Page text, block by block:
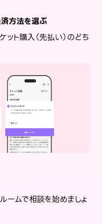
済方法を選ぶ
ット購入（先払い）のどち
ームで相談を始めましょ